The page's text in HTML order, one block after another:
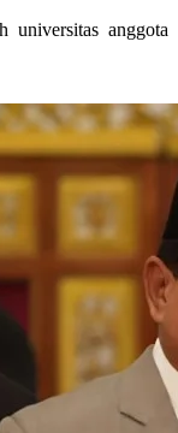
universitas anggota